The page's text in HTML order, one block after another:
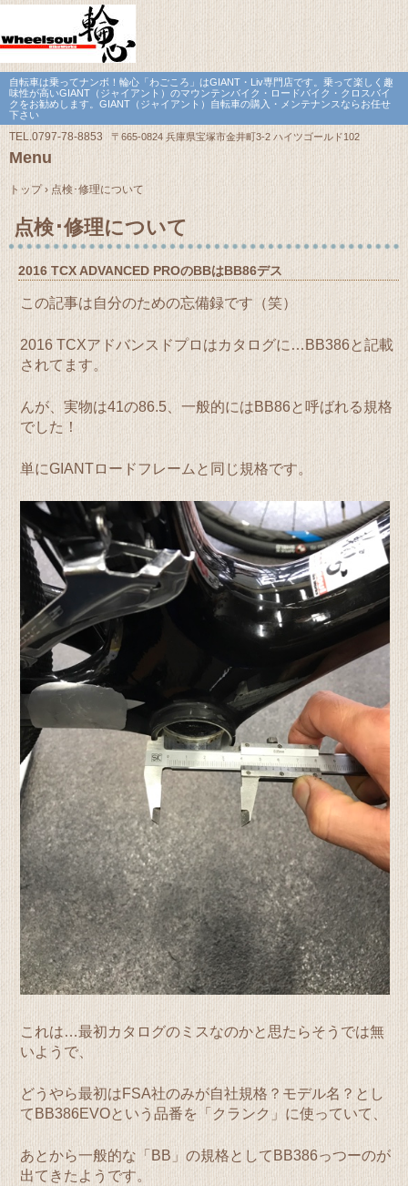
自転車は乗ってナンボ！輪心「わごころ」はGIANT・Liv専門店です。乗って楽しく趣
味性が高いGIANT（ジャイアント）のマウンテンバイク・ロードバイク・クロスバイ
クをお勧めします。GIANT（ジャイアント）自転車の購入・メンテナンスならお任せ
下さい
TEL.0797-78-8853 〒665-0824 兵庫県宝塚市金井町3-2 ハイツゴールド102
Menu
to
トップ › 点検･修理について
点検･修理について
2016 TCX ADVANCED PROのBBはBB86デス
この記事は自分のための忘備録です（笑）
2016 TCXアドバンスドプロはカタログに…BB386と記載
されてます。
んが、実物は41の86.5、一般的にはBB86と呼ばれる規格
でした！
単にGIANTロードフレームと同じ規格です。
これは…最初カタログのミスなのかと思たらそうでは無
いようで、
どうやら最初はFSA社のみが自社規格？モデル名？とし
てBB386EVOという品番を「クランク」に使っていて、
あとから一般的な「BB」の規格としてBB386っつーのが
出てきたようです。